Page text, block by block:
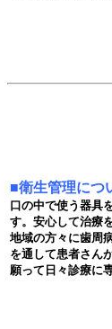
■衛生管理につ
口の中で使う器具
す。安心して治療
地域の方々に歯周
を通して患者さん
願って日々診療に